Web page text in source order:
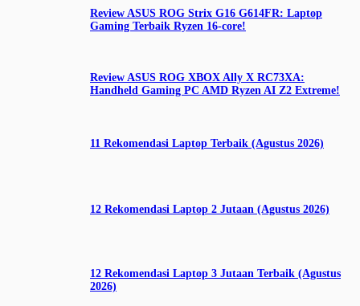
Review ASUS ROG Strix G16 G614FR: Laptop
Gaming Terbaik Ryzen 16-core!
Review ASUS ROG XBOX Ally X RC73XA:
Handheld Gaming PC AMD Ryzen AI Z2 Extreme!
11 Rekomendasi Laptop Terbaik (Agustus 2026)
12 Rekomendasi Laptop 2 Jutaan (Agustus 2026)
12 Rekomendasi Laptop 3 Jutaan Terbaik (Agustus
2026)